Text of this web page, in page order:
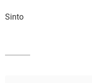
Sinto